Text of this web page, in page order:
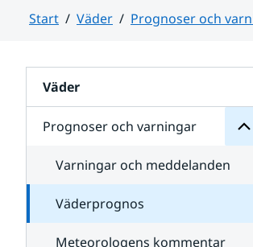
Start Väder Prognoser och
Väder
Prognoser och varningar
för
Varningar och meddelanden
Väderprognos
Meteorologens kommentar